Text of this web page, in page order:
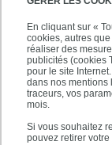
En cliquant sur «
cookies, autres
réaliser des
publicités (cookies
pour le site
dans nos mentions
traceurs, vos
mois.
Si vous souhaitez
pouvez retirer
PRATIQUE
ACCÈS RAPIDES